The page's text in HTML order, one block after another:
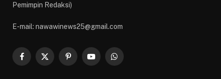
Pemimpin Redaksi)
E-mail: nawawinews25@gmail.com
Facebook
X
PinterestYouTubeWhatsApp